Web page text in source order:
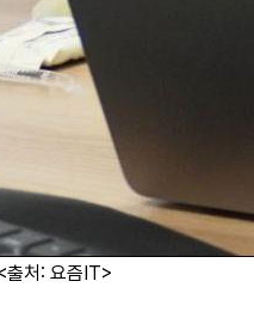
출처: 요즘IT>